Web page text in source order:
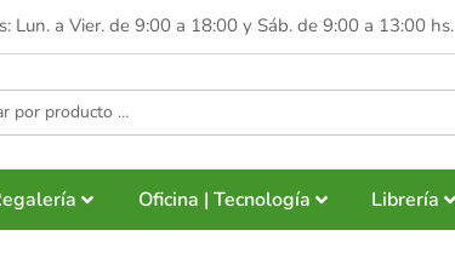
Lun. a Vier. de 9:00 a 18:00 y Sáb. de 9:00 a 13:00 hs.
Oficina | Tecnología Librería